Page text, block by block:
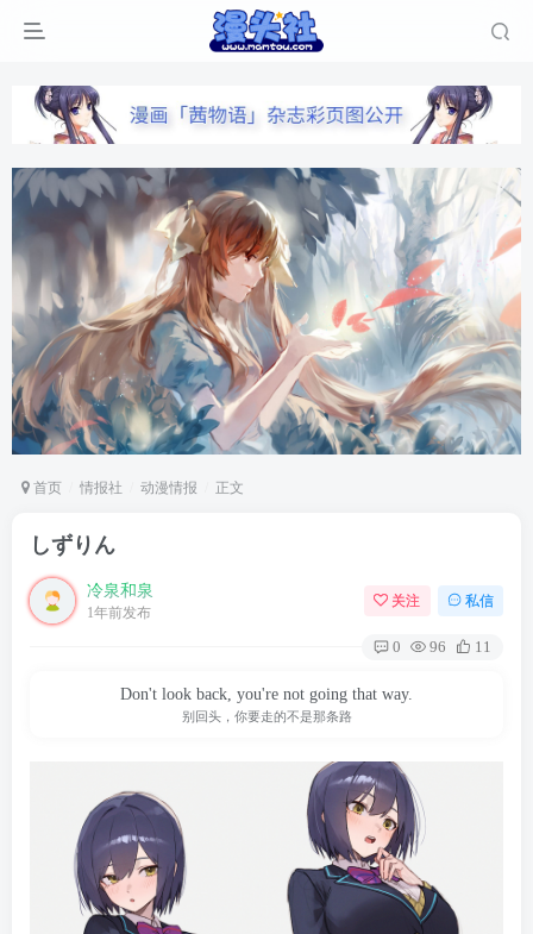
首页 情报社 动漫情报 正文
しずりん
冷泉和泉
1年前发布
关注 私信
0 96 11
Don't look back, you're not going that way.
别回头，你要走的不是那条路